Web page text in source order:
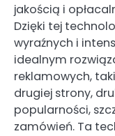
jakością i
Dzięki tej
wyraźnych i
idealnym
reklamowych,
drugiej strony,
popularności,
zamówień. Ta